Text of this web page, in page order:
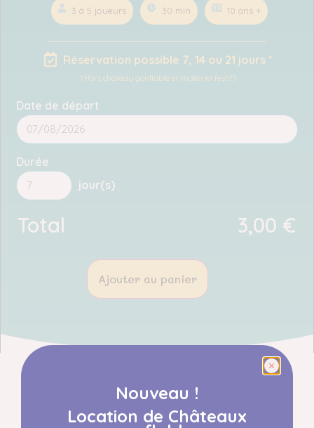
3 à 5 joueurs 30 min 10 ans +
Réservation possible 7, 14 ou 21 jours *
*(Hors château gonflable et matériel festif)
Date de départ
Durée
jour(s)
Total 3,00 €
Ajouter au panier
Description
Nouveau !
Location de Châteaux